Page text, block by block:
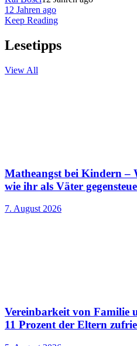
12 Jahren ago
Keep Reading
Lesetipps
View All
Matheangst bei Kindern –
wie ihr als Väter
7. August 2026
Vereinbarkeit von Familie
11 Prozent der Eltern